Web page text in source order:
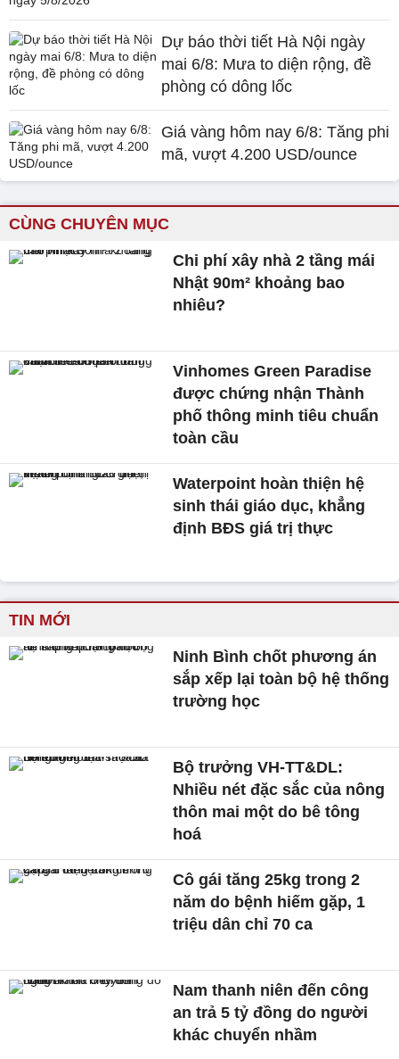
Dự báo thời tiết Hà Nội ngày
mai 6/8: Mưa to diện rộng, đề
phòng có dông lốc
Giá vàng hôm nay 6/8: Tăng phi
mã, vượt 4.200 USD/ounce
CÙNG CHUYÊN MỤC
Chi phí xây nhà 2 tầng mái
Nhật 90m² khoảng bao
nhiêu?
Vinhomes Green Paradise
được chứng nhận Thành
phố thông minh tiêu chuẩn
toàn cầu
Waterpoint hoàn thiện hệ
sinh thái giáo dục, khẳng
định BĐS giá trị thực
TIN MỚI
Ninh Bình chốt phương án
sắp xếp lại toàn bộ hệ thống
trường học
Bộ trưởng VH-TT&DL:
Nhiều nét đặc sắc của nông
thôn mai một do bê tông
hoá
Cô gái tăng 25kg trong 2
năm do bệnh hiếm gặp, 1
triệu dân chỉ 70 ca
Nam thanh niên đến công
an trả 5 tỷ đồng do người
khác chuyển nhầm